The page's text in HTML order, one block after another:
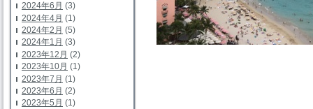
2024年6月 (3)
2024年4月 (1)
2024年2月 (5)
2024年1月 (3)
2023年12月 (2)
2023年10月 (1)
2023年7月 (1)
2023年6月 (2)
2023年5月 (1)